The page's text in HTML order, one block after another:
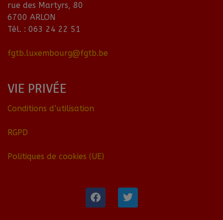
rue des Martyrs, 80
6700 ARLON
Tél. : 063 24 22 51
fgtb.luxembourg@fgtb.be
VIE PRIVÉE
Conditions d’utilisation
RGPD
Politiques de cookies (UE)